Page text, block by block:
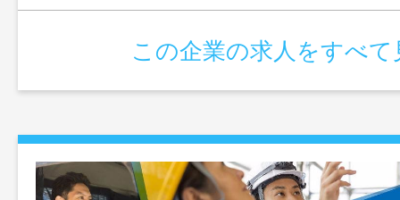
この企業の求人をすべて